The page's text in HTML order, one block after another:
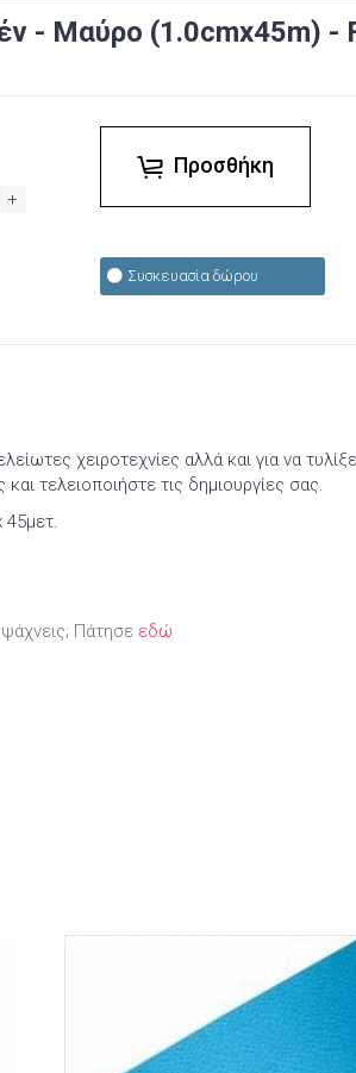
- Μαύρο (1.0cmx45m) -
Προσθήκη
Συσκευασία δώρου
χειροτεχνίες αλλά και για να
τελειοποιήστε τις δημιουργίες σας.
45μετ.
Πάτησε εδώ